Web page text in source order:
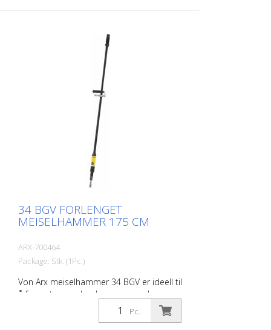
kjennetegnes av ekstremt lang driftstid og
enkel betjening. Vekt (uten meisel): 3,4 kg
(7,5 lbs) Luftforbruk: 158 l/min (5,6 cfm)
Lufttrykk: Maks. 7 bar (100 psi) Tilkobling:
G 3/8 in. Støynivå 101 dB (A)
34 BGV FORLENGET
MEISELHAMMER 175 CM
ARX-700464
Package: Stk. (1Pc.)
Von Arx meiselhammer 34 BGV er ideell til
å fjerne tepper, banke av gammel puss,
meisle naturstein, meisle ut fuger og
spissarbeid på murverk. Det finnes en
Pc.